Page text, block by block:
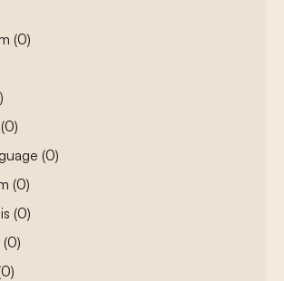
(0)
(0)
(0)
(0)
(0)
(0)